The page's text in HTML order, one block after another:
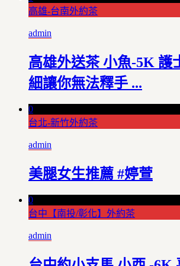
高雄-台南外約茶
admin
高雄外送茶 小魚-5K 護
細讓你無法釋手 ...
0
台北-新竹外約茶
admin
美腿女生推薦 #婷萱
0
台中【南投/彰化】外約茶
admin